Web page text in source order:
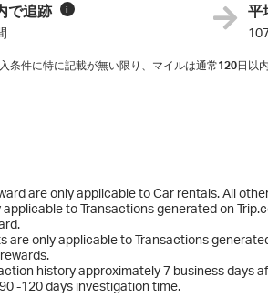
で追跡 i 平
条件に特に記載が無い限り、マイルは通常120日以
are only applicable to Car rentals. All
to Transactions generated on
are only applicable to Transactions
history approximately 7 business days
-120 days investigation time.